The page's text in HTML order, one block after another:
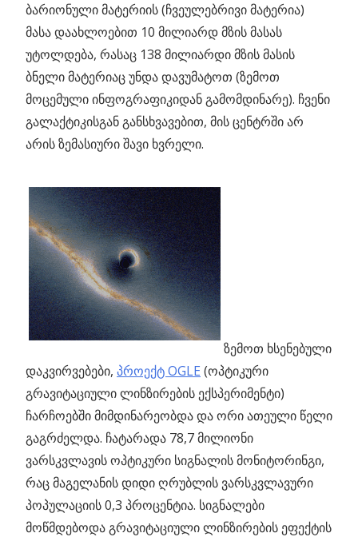
ბარიონული მატერიის (ჩვეულებრივი მატერია)
მასა დაახლოებით 10 მილიარდ მზის მასას
უტოლდება, რასაც 138 მილიარდი მზის მასის
ბნელი მატერიაც უნდა დავუმატოთ (ზემოთ
მოცემული ინფოგრაფიკიდან გამომდინარე). ჩვენი
გალაქტიკისგან განსხვავებით, მის ცენტრში არ
არის ზემასიური შავი ხვრელი.
ზემოთ ხსენებული
დაკვირვებები, პროექტ OGLE (ოპტიკური
გრავიტაციული ლინზირების ექსპერიმენტი)
ჩარჩოებში მიმდინარეობდა და ორი ათეული წელი
გაგრძელდა. ჩატარადა 78,7 მილიონი
ვარსკვლავის ოპტიკური სიგნალის მონიტორინგი,
რაც მაგელანის დიდი ღრუბლის ვარსკვლავური
პოპულაციის 0,3 პროცენტია. სიგნალები
მოწმდებოდა გრავიტაციული ლინზირების ეფექტის